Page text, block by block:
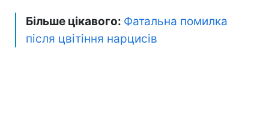
Більше цікавого: Фатальна помилка
після цвітіння нарцисів